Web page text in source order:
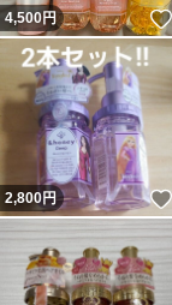
4,500円
2,800円